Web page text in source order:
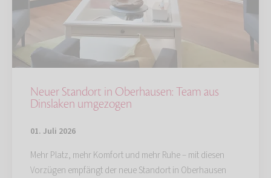
Neuer Standort in Oberhausen: Team aus
Dinslaken umgezogen
01. Juli 2026
Mehr Platz, mehr Komfort und mehr Ruhe – mit diesen
Vorzügen empfängt der neue Standort in Oberhausen